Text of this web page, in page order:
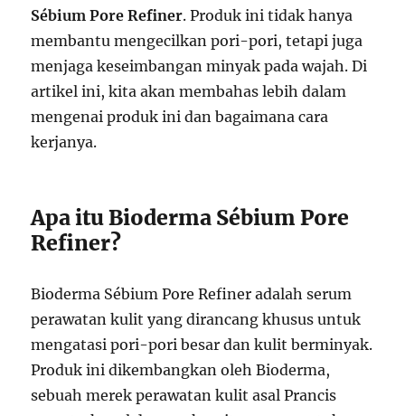
Sébium Pore Refiner. Produk ini tidak hanya
membantu mengecilkan pori-pori, tetapi juga
menjaga keseimbangan minyak pada wajah. Di
artikel ini, kita akan membahas lebih dalam
mengenai produk ini dan bagaimana cara
kerjanya.
Apa itu Bioderma Sébium Pore
Refiner?
Bioderma Sébium Pore Refiner adalah serum
perawatan kulit yang dirancang khusus untuk
mengatasi pori-pori besar dan kulit berminyak.
Produk ini dikembangkan oleh Bioderma,
sebuah merek perawatan kulit asal Prancis